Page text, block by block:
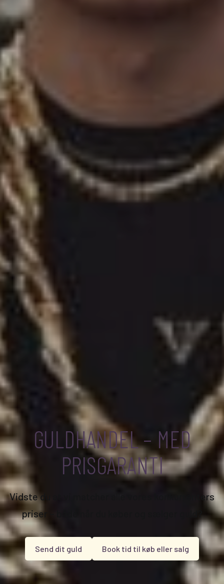
GULDHANDEL – MED
PRISGARANTI
Vidste du at vi matcher alle vores konkurrenters
priser – både når du køber og sælger guld?
Send dit guld Book tid til køb eller salg